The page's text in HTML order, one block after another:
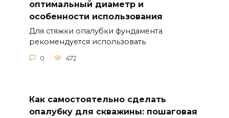
оптимальный диаметр и
особенности использования
Для стяжки опалубки фундамента
рекомендуется использовать
0 472
Как самостоятельно сделать
опалубку для скважины: пошаговая